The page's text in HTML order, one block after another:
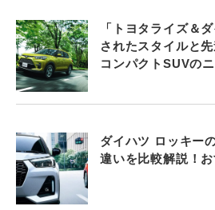
「トヨタライズ＆
されたスタイルと
コンパクトSUVの
ダイハツ ロッキー
違いを比較解説！お